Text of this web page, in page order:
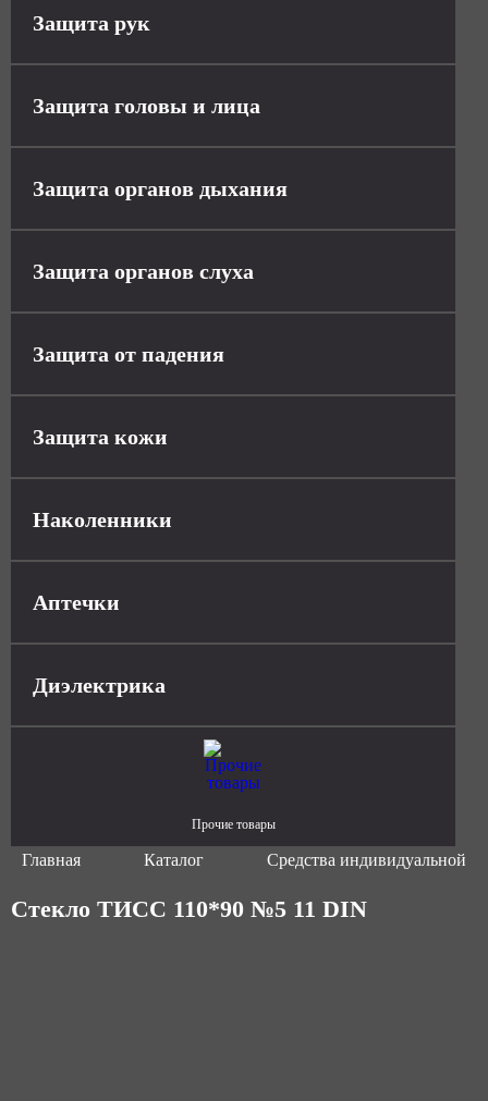
Защита рук
Защита головы и лица
Защита органов дыхания
Защита органов слуха
Защита от падения
Защита кожи
Наколенники
Аптечки
Диэлектрика
Прочие товары
Главная Каталог Средства индивидуальной
Стекло ТИСС 110*90 №5 11 DIN